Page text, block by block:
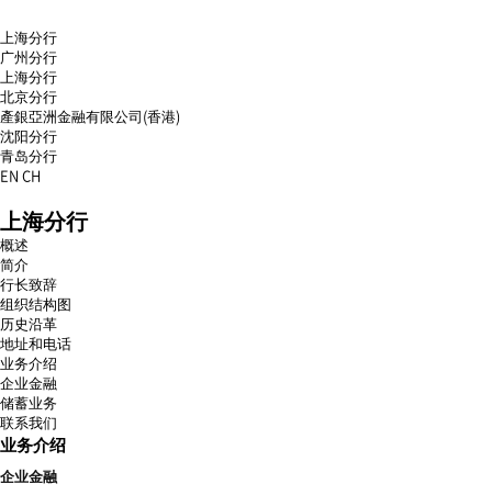
上海分行
广州分行
上海分行
北京分行
產銀亞洲金融有限公司(香港)
沈阳分行
青岛分行
EN CH
menu
openmenu
close
上海分行
概述
简介
行长致辞
组织结构图
历史沿革
地址和电话
业务介绍
企业金融
储蓄业务
联系我们
业务介绍
企业金融